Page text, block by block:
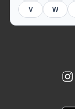
V W